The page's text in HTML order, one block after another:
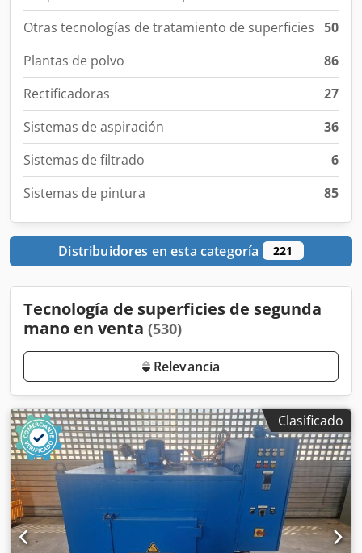
Otras tecnologías de tratamiento de superficies 50
Plantas de polvo
86
Rectificadoras
27
Sistemas de aspiración
36
Sistemas de filtrado
6
Sistemas de pintura
85
Distribuidores en esta categoría 221
Tecnología de superficies de segunda
mano en venta (530)
Relevancia
Clasificado